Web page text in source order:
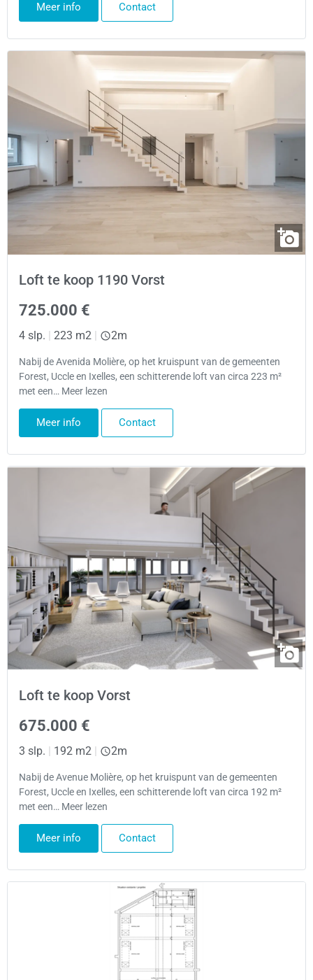
Meer info Contact
Loft te koop 1190 Vorst
725.000 €
4 slp. 223 m2 2m
Nabij de Avenida Molière, op het kruispunt van de gemeenten
Forest, Uccle en Ixelles, een schitterende loft van circa 223 m²
met een… Meer lezen
Meer info Contact
Loft te koop Vorst
675.000 €
3 slp. | 192 m2 | 2m
Nabij de Avenue Molière, op het kruispunt van de gemeenten
Forest, Uccle en Ixelles, een schitterende loft van circa 192 m²
met een… Meer lezen
Meer info Contact